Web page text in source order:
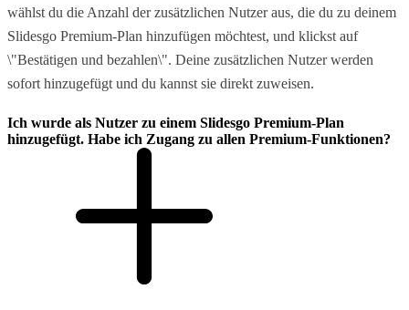
wählst du die Anzahl der zusätzlichen Nutzer aus, die du zu deinem
Slidesgo Premium-Plan hinzufügen möchtest, und klickst auf
\"Bestätigen und bezahlen\". Deine zusätzlichen Nutzer werden
sofort hinzugefügt und du kannst sie direkt zuweisen.
Ich wurde als Nutzer zu einem Slidesgo Premium-Plan
hinzugefügt. Habe ich Zugang zu allen Premium-Funktionen?